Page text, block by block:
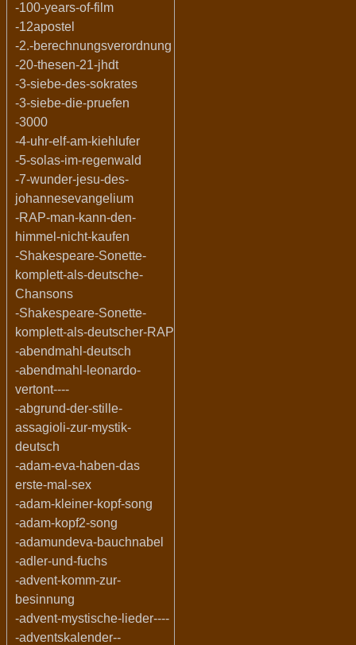
-100-years-of-film
-12apostel
-2.-berechnungsverordnung
-20-thesen-21-jhdt
-3-siebe-des-sokrates
-3-siebe-die-pruefen
-3000
-4-uhr-elf-am-kiehlufer
-5-solas-im-regenwald
-7-wunder-jesu-des-
johannesevangelium
-RAP-man-kann-den-
himmel-nicht-kaufen
-Shakespeare-Sonette-
komplett-als-deutsche-
Chansons
-Shakespeare-Sonette-
komplett-als-deutscher-RAP
-abendmahl-deutsch
-abendmahl-leonardo-
vertont----
-abgrund-der-stille-
assagioli-zur-mystik-
deutsch
-adam-eva-haben-das
erste-mal-sex
-adam-kleiner-kopf-song
-adam-kopf2-song
-adamundeva-bauchnabel
-adler-und-fuchs
-advent-komm-zur-
besinnung
-advent-mystische-lieder----
-adventskalender--